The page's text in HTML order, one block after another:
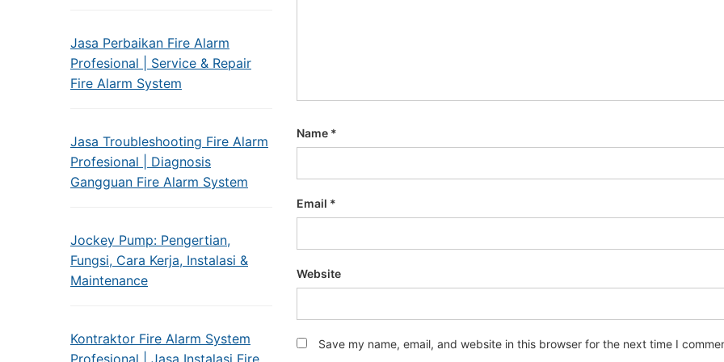
Jasa Perbaikan Fire Alarm
Profesional | Service & Repair
Fire Alarm System
Jasa Troubleshooting Fire Alarm
Profesional | Diagnosis
Gangguan Fire Alarm System
Jockey Pump: Pengertian,
Fungsi, Cara Kerja, Instalasi &
Maintenance
Kontraktor Fire Alarm System
Profesional | Jasa Instalasi Fire
Name *
Email *
Website
Save my name, email, and website in this browser for the next time I